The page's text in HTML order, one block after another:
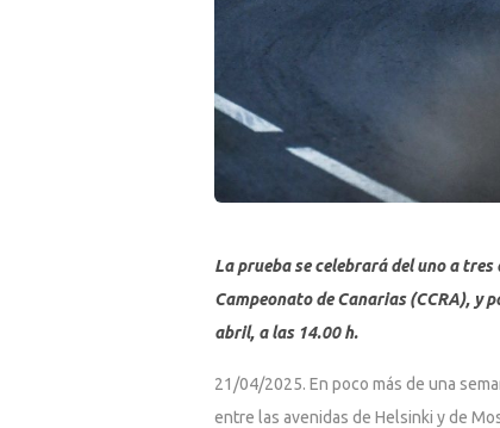
La prueba se celebrará del uno a
Campeonato de Canarias (CCRA), y
abril, a las 14.00 h.
21/04/2025. En poco más de una
entre las avenidas de Helsinki y de